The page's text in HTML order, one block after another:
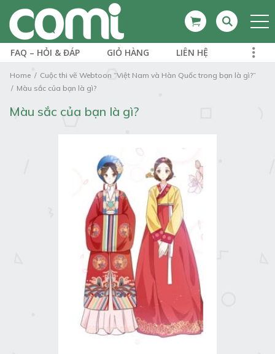
FAQ – HỎI & ĐÁP GIỎ HÀNG LIÊN HỆ
Home
Cuộc thi vẽ Webtoon “Việt Nam và Hàn Quốc trong bạn là gì?”
Màu sắc của bạn là gì?
Màu sắc của bạn là gì?